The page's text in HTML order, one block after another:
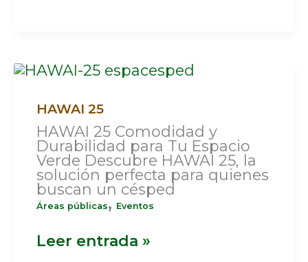
HAWAI 25
HAWAI 25 Comodidad y
Durabilidad para Tu Espacio
Verde Descubre HAWAI 25, la
solución perfecta para quienes
buscan un césped
Áreas públicas, Eventos
HAWAI
Leer entrada »